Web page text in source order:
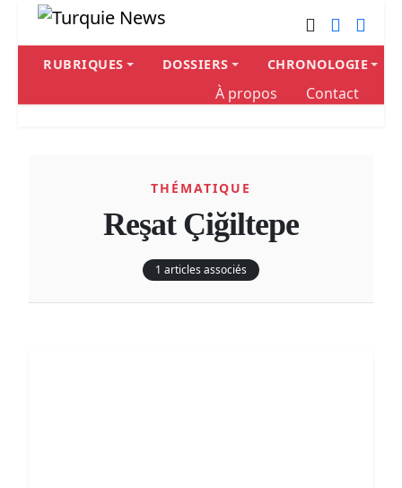
RUBRIQUES DOSSIERS CHRONOLOGIE
À propos Contact
THÉMATIQUE
Reşat Çiğiltepe
1 articles associés